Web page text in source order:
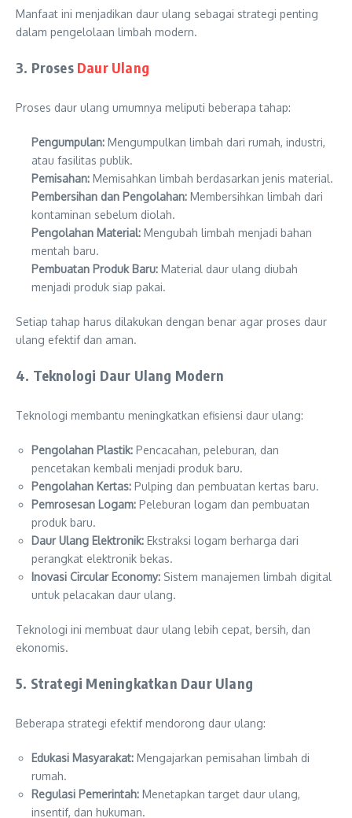
Manfaat ini menjadikan daur ulang sebagai strategi penting
dalam pengelolaan limbah modern.
3. Proses Daur Ulang
Proses daur ulang umumnya meliputi beberapa tahap:
Pengumpulan: Mengumpulkan limbah dari rumah, industri,
atau fasilitas publik.
Pemisahan: Memisahkan limbah berdasarkan jenis material.
Pembersihan dan Pengolahan: Membersihkan limbah dari
kontaminan sebelum diolah.
Pengolahan Material: Mengubah limbah menjadi bahan
mentah baru.
Pembuatan Produk Baru: Material daur ulang diubah
menjadi produk siap pakai.
Setiap tahap harus dilakukan dengan benar agar proses daur
ulang efektif dan aman.
4. Teknologi Daur Ulang Modern
Teknologi membantu meningkatkan efisiensi daur ulang:
Pengolahan Plastik: Pencacahan, peleburan, dan
pencetakan kembali menjadi produk baru.
Pengolahan Kertas: Pulping dan pembuatan kertas baru.
Pemrosesan Logam: Peleburan logam dan pembuatan
produk baru.
Daur Ulang Elektronik: Ekstraksi logam berharga dari
perangkat elektronik bekas.
Inovasi Circular Economy: Sistem manajemen limbah digital
untuk pelacakan daur ulang.
Teknologi ini membuat daur ulang lebih cepat, bersih, dan
ekonomis.
5. Strategi Meningkatkan Daur Ulang
Beberapa strategi efektif mendorong daur ulang:
Edukasi Masyarakat: Mengajarkan pemisahan limbah di
rumah.
Regulasi Pemerintah: Menetapkan target daur ulang,
insentif, dan hukuman.